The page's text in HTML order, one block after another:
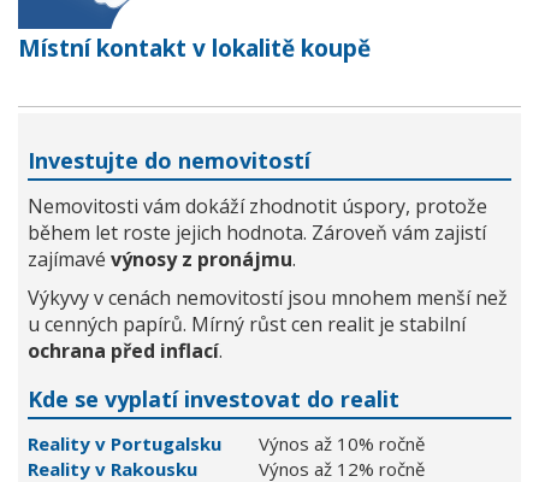
Místní kontakt v lokalitě koupě
Investujte do nemovitostí
Nemovitosti vám dokáží zhodnotit úspory, protože
během let roste jejich hodnota. Zároveň vám zajistí
zajímavé výnosy z pronájmu.
Výkyvy v cenách nemovitostí jsou mnohem menší než
u cenných papírů. Mírný růst cen realit je stabilní
ochrana před inflací.
Kde se vyplatí investovat do realit
Reality v Portugalsku
Výnos až 10% ročně
Reality v Rakousku
Výnos až 12% ročně